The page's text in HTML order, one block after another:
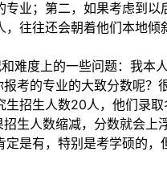
业；第二，如果考虑到
往往还会朝着他们本地
难度上的一些问题：我本
考的专业的大致分数呢
生招生人数20人，他们录
生人数缩减，分数就会
是有，特别是考学硕的